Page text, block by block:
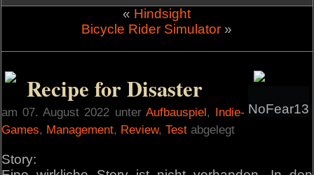
« Hindsight
Bicycle Rider Simulator »
NoFear13
Recipe for Disaster
am 07. August 2022 unter Aufbauspiel, Indie-
Games, Management, Review,Test abgelegt
Story: